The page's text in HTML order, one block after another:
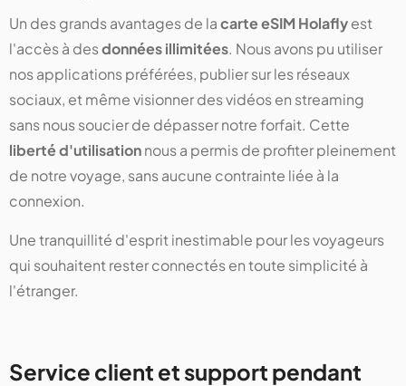
Un des grands avantages de lacarte eSIM Holaflyest
l'accès à desdonnées illimitées. Nous avons pu utiliser
nos applications préférées, publier sur les réseaux
sociaux, et même visionner des vidéos en streaming
sans nous soucier de dépasser notre forfait. Cette
liberté d'utilisationnous a permis de profiter pleinement
de notre voyage, sans aucune contrainte liée à la
connexion.
Une tranquillité d'esprit inestimable pour les voyageurs
qui souhaitent rester connectés en toute simplicité à
l'étranger.
Service client et support pendant